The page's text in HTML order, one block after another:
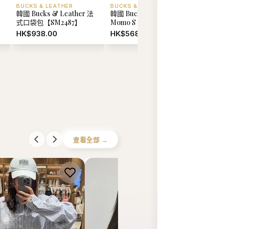
BUCKS & LEATHER
韓國 Bucks & Leather 法
式口袋包【SM2487】
HK$938.00
BUCKS & LEATHER
韓國 Bucks & Leather
Momo S【SM2486】
HK$568.00
查看全部 →